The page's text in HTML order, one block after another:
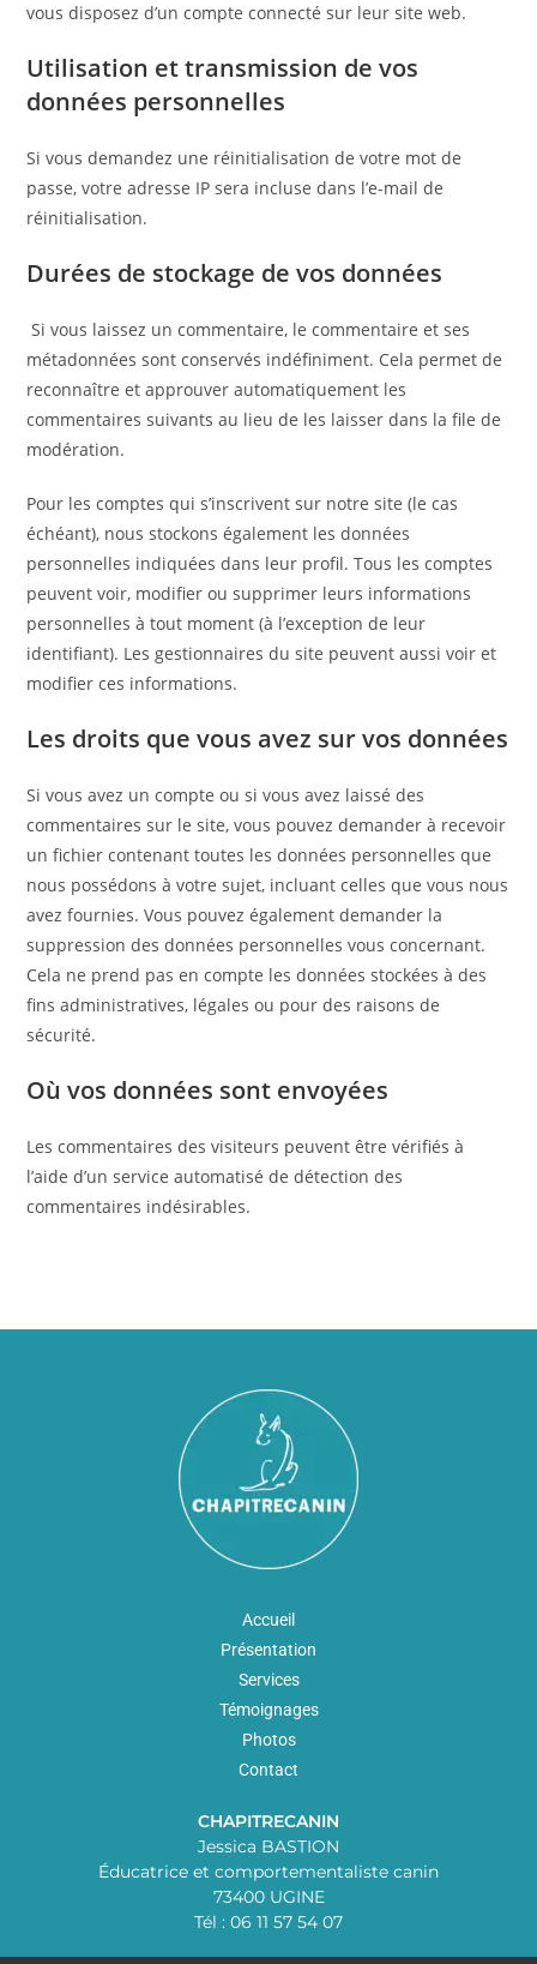
vous disposez d’un compte connecté sur leur site web.
Utilisation et transmission de vos
données personnelles
Si vous demandez une réinitialisation de votre mot de
passe, votre adresse IP sera incluse dans l’e-mail de
réinitialisation.
Durées de stockage de vos données
Si vous laissez un commentaire, le commentaire et ses
métadonnées sont conservés indéfiniment. Cela permet de
reconnaître et approuver automatiquement les
commentaires suivants au lieu de les laisser dans la file de
modération.
Pour les comptes qui s’inscrivent sur notre site (le cas
échéant), nous stockons également les données
personnelles indiquées dans leur profil. Tous les comptes
peuvent voir, modifier ou supprimer leurs informations
personnelles à tout moment (à l’exception de leur
identifiant). Les gestionnaires du site peuvent aussi voir et
modifier ces informations.
Les droits que vous avez sur vos données
Si vous avez un compte ou si vous avez laissé des
commentaires sur le site, vous pouvez demander à recevoir
un fichier contenant toutes les données personnelles que
nous possédons à votre sujet, incluant celles que vous nous
avez fournies. Vous pouvez également demander la
suppression des données personnelles vous concernant.
Cela ne prend pas en compte les données stockées à des
fins administratives, légales ou pour des raisons de
sécurité.
Où vos données sont envoyées
Les commentaires des visiteurs peuvent être vérifiés à
l’aide d’un service automatisé de détection des
commentaires indésirables.
Accueil
Présentation
Services
Témoignages
Photos
Contact
CHAPITRECANIN
Jessica BASTION
Éducatrice et comportementaliste canin
73400 UGINE
Tél : 06 11 57 54 07